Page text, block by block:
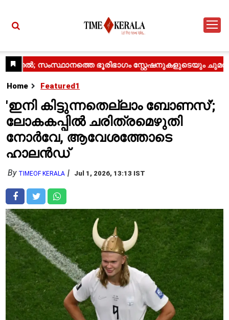
Home Featured1
'ഇനി കിട്ടുന്നതെല്ലാം ബോണസ്';
ലോകകപ്പിൽ ചരിത്രമെഴുതി
നോർവേ, ആവേശത്തോടെ
ഹാലൻഡ്
By TIMEOF KERALA Jul 1, 2026, 13:13 IST